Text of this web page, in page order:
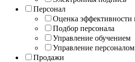
Персонал
Оценка эффективности
Подбор персонала
Управление обучением
Управление персоналом
Продажи